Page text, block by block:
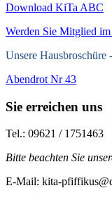
Download KiTa ABC
Werden Sie Mitglied
Unsere Hausbroschüre -
Abendrot Nr 43
Sie erreichen uns
Tel.: 09621 / 1751463
Bitte beachten Sie
E-Mail: kita-